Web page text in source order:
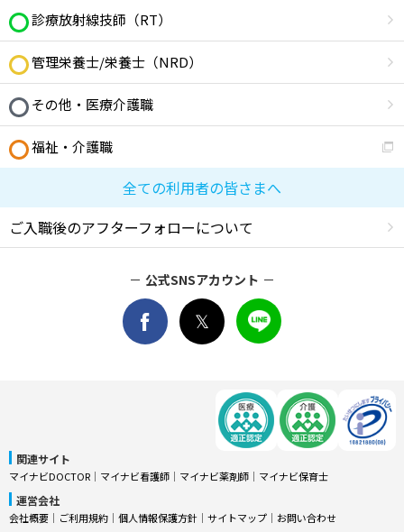
診療放射線技師（RT）
管理栄養士/栄養士（NRD）
その他・医療介護職
福祉・介護職
全ての利用者の皆さまへ
ご入職後のアフターフォローについて
公式SNSアカウント
関連サイト
マイナビDOCTOR │ マイナビ看護師 │ マイナビ薬剤師 │ マイナビ保育士
運営会社
会社概要 │ ご利用規約 │ 個人情報保護方針 │ サイトマップ │ お問い合わせ